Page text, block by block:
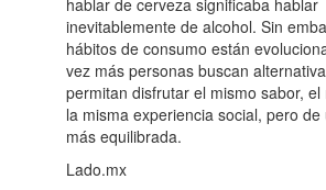
inevitablemente de alcohol. Sin
hábitos de consumo están
vez más personas buscan
permitan disfrutar el mismo sabor,
la misma experiencia social, pero de
más equilibrada.
Lado.mx